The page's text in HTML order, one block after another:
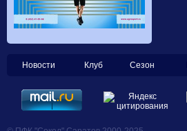
Новости Клуб Сезон